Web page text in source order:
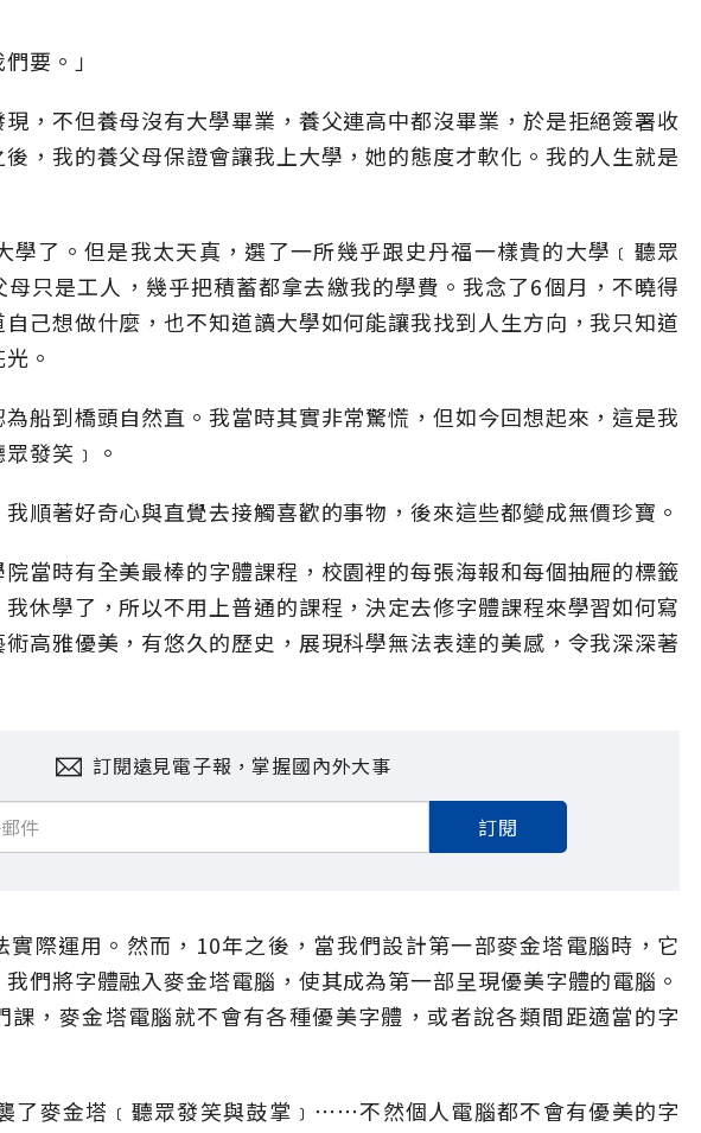
要。」
，不但養母沒有大學畢業，養父連高中都沒畢業，於是拒絕簽署收
，我的養父母保證會讓我上大學，她的態度才軟化。我的人生就是
學了。但是我太天真，選了一所幾乎跟史丹福一樣貴的大學﹝聽眾
只是工人，幾乎把積蓄都拿去繳我的學費。我念了6個月，不曉得
己想做什麼，也不知道讀大學如何能讓我找到人生方向，我只知道
。
船到橋頭自然直。我當時其實非常驚慌，但如今回想起來，這是我
發笑﹞。
順著好奇心與直覺去接觸喜歡的事物，後來這些都變成無價珍寶。
當時有全美最棒的字體課程，校園裡的每張海報和每個抽屜的標籤
休學了，所以不用上普通的課程，決定去修字體課程來學習如何寫
高雅優美，有悠久的歷史，展現科學無法表達的美感，令我深深著
訂閱遠見電子報，掌握國內外大事
訂閱
實際運用。然而，10年之後，當我們設計第一部麥金塔電腦時，它
們將字體融入麥金塔電腦，使其成為第一部呈現優美字體的電腦。
課，麥金塔電腦就不會有各種優美字體，或者說各類間距適當的字
了麥金塔﹝聽眾發笑與鼓掌﹞⋯⋯不然個人電腦都不會有優美的字